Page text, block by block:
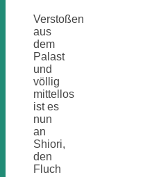
Verstoßen
aus
dem
Palast
und
völlig
mittellos
ist es
nun
an
Shiori,
den
Fluch